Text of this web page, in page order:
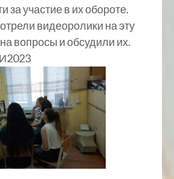
за участие в их обороте.
видеоролики на эту
вопросы и обсудили их.